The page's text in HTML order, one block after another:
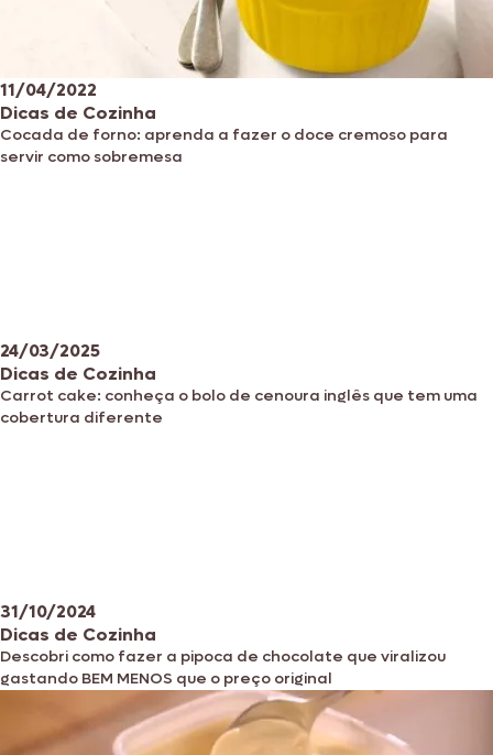
11/04/2022
Dicas de Cozinha
Cocada de forno: aprenda a fazer o doce cremoso para
servir como sobremesa
24/03/2025
Dicas de Cozinha
Carrot cake: conheça o bolo de cenoura inglês que tem uma
cobertura diferente
31/10/2024
Dicas de Cozinha
Descobri como fazer a pipoca de chocolate que viralizou
gastando BEM MENOS que o preço original